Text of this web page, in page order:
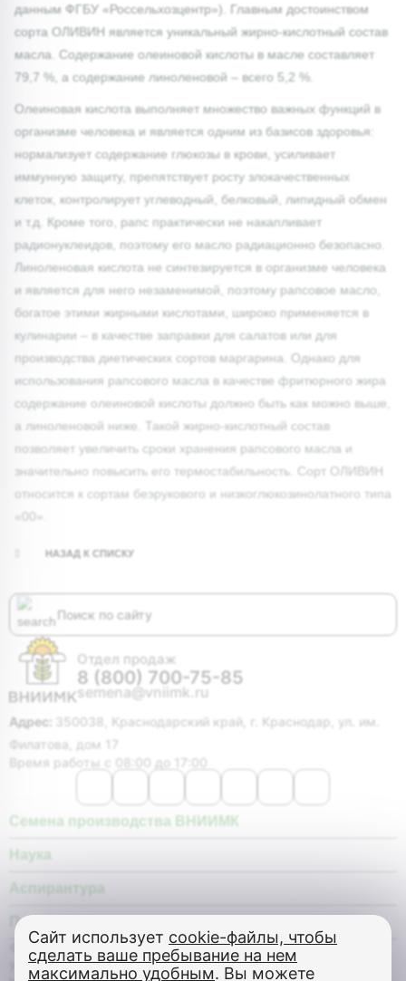
данным ФГБУ «Россельхозцентр»). Главным достоинством
сорта ОЛИВИН является уникальный жирно-кислотный состав
масла. Содержание олеиновой кислоты в масле составляет
79,7 %, а содержание линоленовой – всего 5,2 %.
Олеиновая кислота выполняет множество важных функций в
организме человека и является одним из базисов здоровья:
нормализует содержание глюкозы в крови, усиливает
иммунную защиту, препятствует росту злокачественных
клеток, контролирует углеводный, белковый, липидный обмен
и т.д. Кроме того, рапс практически не накапливает
радионуклеидов, поэтому его масло радиационно безопасно.
Линоленовая кислота не синтезируется в организме человека
и является для него незаменимой, поэтому рапсовое масло,
богатое этими жирными кислотами, широко применяется в
кулинарии – в качестве заправки для салатов или для
производства диетических сортов маргарина. Однако для
использования рапсового масла в качестве фритюрного жира
содержание олеиновой кислоты должно быть как можно выше,
а линоленовой ниже. Такой жирно-кислотный состав
позволяет увеличить сроки хранения рапсового масла и
значительно повысить его термостабильность. Сорт ОЛИВИН
относится к сортам беэрукового и низкоглюкозинолатного типа
«00».
НАЗАД К СПИСКУ
Отдел продаж
8 (800) 700-75-85
semena@vniimk.ru
Адрес:
350038, Краснодарский край, г. Краснодар, ул. им.
Филатова, дом 17
Время работы с 08:00 до 17:00
© Федеральное государственное бюджетное научное
учреждение «Федеральный научный центр «Всероссийский
Семена производства ВНИИМК
Наука
Аспирантура
Покупателю
Сайт использует cookie-файлы, чтобы
сделать ваше пребывание на нем
максимально удобным. Вы можете